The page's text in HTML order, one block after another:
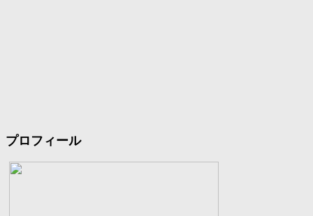
プロフィール